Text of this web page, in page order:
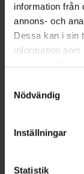
information från
annons- och
Dessa kan i sin
information
samlat in när
Nödvändig
Inställningar
Statistik
+3
Herren
Ab9,95 €
Ähnliche